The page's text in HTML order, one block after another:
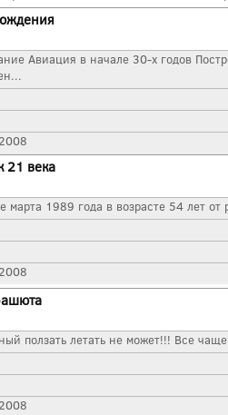
Авиация в начале 30-х годов
21 века
марта 1989 года в возрасте 54 лет
ползать летать не может!!! Все